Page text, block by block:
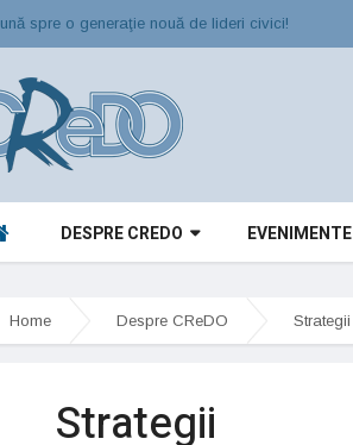
spre o generaţie nouă de lideri civici!
DESPRE CREDO EVENIMENTE
Home Despre CReDO Strategii
Strategii